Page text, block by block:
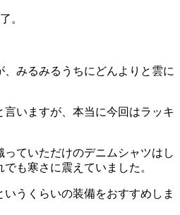
。
みるみるうちにどんよりと雲に
いますが、本当に今回はラッキ
ていただけのデニムシャツはし
も寒さに震えていました。
うくらいの装備をおすすめしま